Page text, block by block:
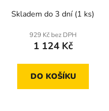
Skladem do 3 dní (1 ks)
929 Kč bez DPH
1 124 Kč
DO KOŠÍKU